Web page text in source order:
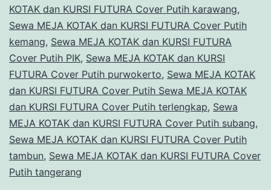
KOTAK dan KURSI FUTURA Cover Putih karawang,
Sewa MEJA KOTAK dan KURSI FUTURA Cover Putih
kemang, Sewa MEJA KOTAK dan KURSI FUTURA
Cover Putih PIK, Sewa MEJA KOTAK dan KURSI
FUTURA Cover Putih purwokerto, Sewa MEJA KOTAK
dan KURSI FUTURA Cover Putih Sewa MEJA KOTAK
dan KURSI FUTURA Cover Putih terlengkap, Sewa
MEJA KOTAK dan KURSI FUTURA Cover Putih subang,
Sewa MEJA KOTAK dan KURSI FUTURA Cover Putih
tambun, Sewa MEJA KOTAK dan KURSI FUTURA Cover
Putih tangerang